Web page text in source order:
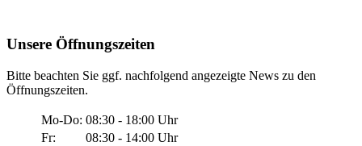
Unsere Öffnungszeiten
Bitte beachten Sie ggf. nachfolgend angezeigte News zu den
Öffnungszeiten.
Mo-Do: 08:30 - 18:00 Uhr
Fr:
08:30 - 14:00 Uhr